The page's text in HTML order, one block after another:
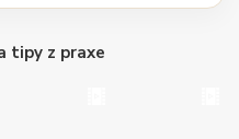
tipy z praxe